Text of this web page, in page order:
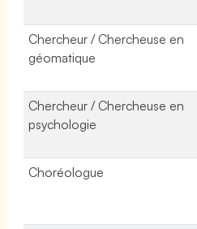
Chercheur / Chercheuse en
géomatique
Chercheur / Chercheuse en
psychologie
Choréologue